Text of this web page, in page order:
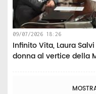
09/07/2026 18:26
Infinito Vita, Laura
donna al vertice della